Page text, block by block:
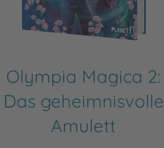
Olympia Magica 2:
Das geheimnisvolle
Amulett